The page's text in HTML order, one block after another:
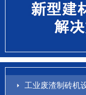
工业废渣制砖机